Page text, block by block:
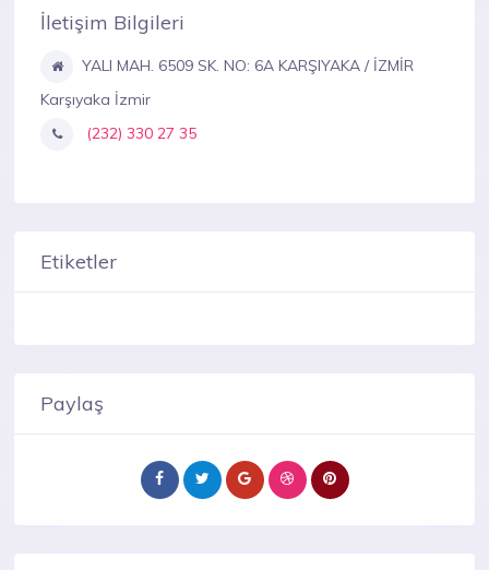
İletişim Bilgileri
YALI MAH. 6509 SK. NO: 6A KARŞIYAKA / İZMİR
Karşıyaka İzmir
(232) 330 27 35
Etiketler
Paylaş